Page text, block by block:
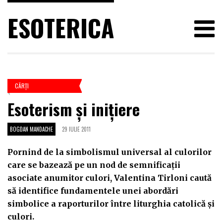
ESOTERICA
CĂRŢI
Esoterism şi iniţiere
BOGDAN MANDACHE 29 IULIE 2011
Pornind de la simbolismul universal al culorilor
care se bazează pe un nod de semnificaţii
asociate anumitor culori, Valentina Tirloni caută
să identifice fundamentele unei abordări
simbolice a raporturilor între liturghia catolică şi
culori.